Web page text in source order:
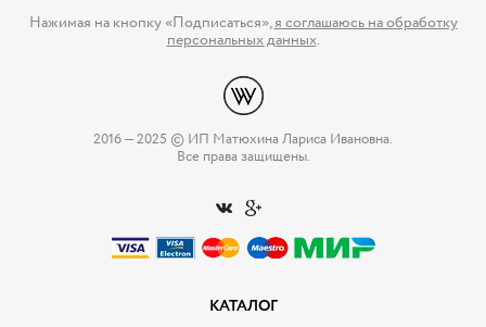
Нажимая на кнопку «Подписаться»,я соглашаюсь на обработку
персональных данных.
2016 — 2025 © ИП Матюхина Лариса Ивановна.
Все права защищены.
КАТАЛОГ